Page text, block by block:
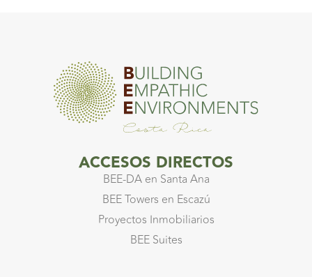
ACCESOS DIRECTOS
BEE-DA en Santa Ana
BEE Towers en Escazú
Proyectos Inmobiliarios
BEE Suites